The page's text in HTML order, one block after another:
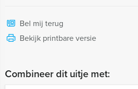
Bel mij terug
Bekijk printbare versie
Combineer dit uitje met: